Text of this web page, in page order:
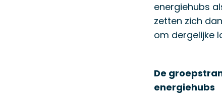
energiehubs
zetten zich
om dergelijke
De
energiehubs